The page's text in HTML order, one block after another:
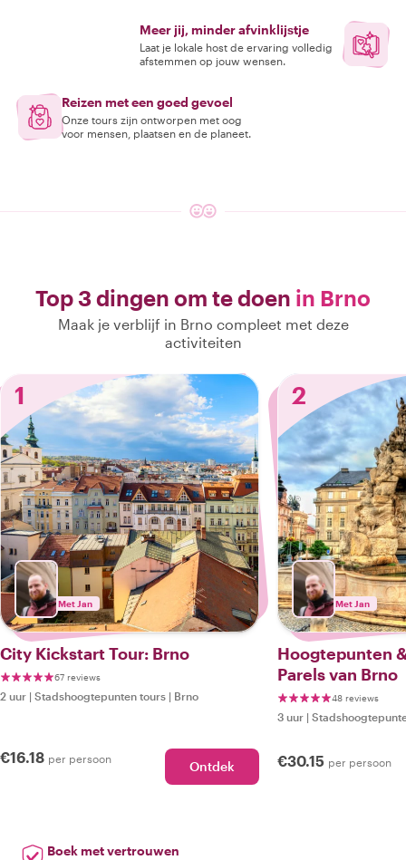
Meer jij, minder afvinklijstje
Laat je lokale host de ervaring volledig
afstemmen op jouw wensen.
Reizen met een goed gevoel
Onze tours zijn ontworpen met oog
voor mensen, plaatsen en de planeet.
Top 3 dingen om te doen in Brno
Maak je verblijf in Brno compleet met deze
activiteiten
1
Met Jan
City Kickstart Tour: Brno
67 reviews
2 uur | Stadshoogtepunten tours | Brno
€16.18 per persoon Ontdek
2
Met Jan
Hoogtepunten
Parels van Brno
48 reviews
3 uur |
€30.15 per persoon
Boek met vertrouwen